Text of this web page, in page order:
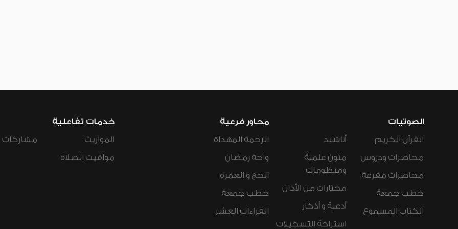
الصوتيات
القرآن الكريم
محاضرات ودروس
محاضرات مفرغة
خطب جمعة
الكتاب المسموع
أناشيد
متون علمية
ومنظومات
مختارات من الأذان
أدعية و أذكار
استراحة التسجيلات
محاور فرعية
الرحمة المهداة
واحة رمضان
الحج و العمرة
خطب جمعة
القراءات العشر
خدمات تفاعلية
المواريث
مواقيت الصلاة
مشاركات